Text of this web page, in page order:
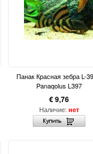
Панак Красная зебра L-
Panaqolus L397
€ 9,76
Наличие: нет